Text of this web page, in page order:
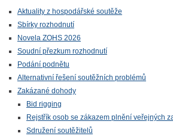
Aktuality z hospodářské soutěže
Sbírky rozhodnutí
Novela ZOHS 2026
Soudní přezkum rozhodnutí
Podání podnětu
Alternativní řešení soutěžních problémů
Zakázané dohody
Bid rigging
Rejstřík osob se zákazem plnění veřejných
Sdružení soutěžitelů